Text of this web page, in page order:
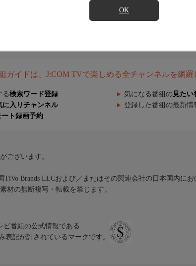
OK
ガイドは、J:COM TVで楽しめる全チャンネルを網羅
る検索ワード登録 気になる番組の 見たい
に入りチャンネル 登録した番組の最新情
ート録画予約
ございます。
Brands LLCおよび／またはその関連会社の日本国内にお
材の無断複写・転載を禁じます。
ビ番組の公式情報である
表記が許されているマークです。